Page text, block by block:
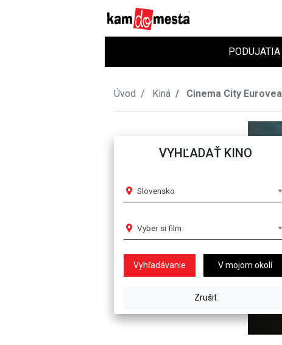
PODUJATIA
Úvod Kiná Cinema City Eurovea
VYHĽADAŤ KINO
Slovensko
Vyber si film
V mojom okolí